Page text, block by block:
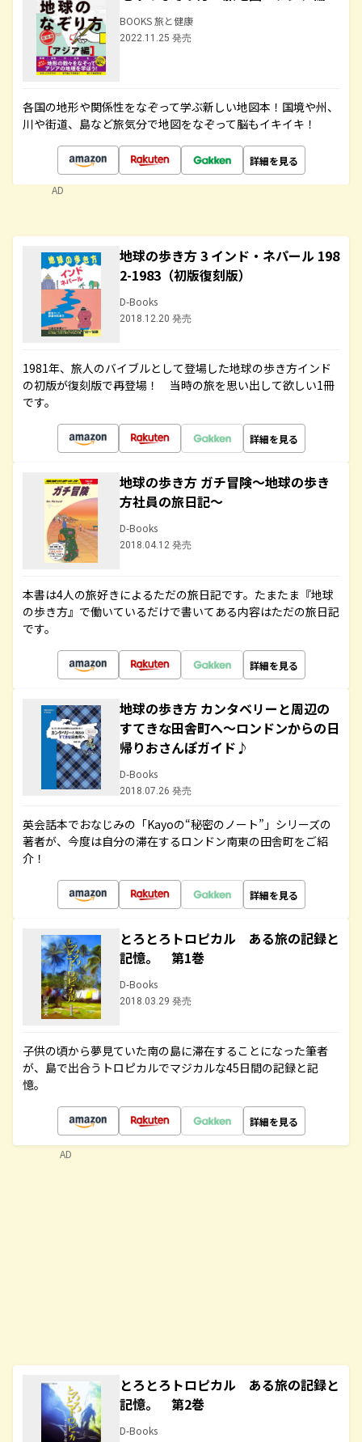
BOOKS 旅と健康
2022.11.25 発売
各国の地形や関係性をなぞって学ぶ新しい地図本！国境や州、
川や街道、島など旅気分で地図をなぞって脳もイキイキ！
詳細を見る
AD
地球の歩き方 3 インド・ネパール 198
2-1983（初版復刻版）
D-Books
2018.12.20 発売
1981年、旅人のバイブルとして登場した地球の歩き方インド
の初版が復刻版で再登場！ 当時の旅を思い出して欲しい1冊
です。
詳細を見る
地球の歩き方 ガチ冒険～地球の歩き
方社員の旅日記～
D-Books
2018.04.12 発売
本書は4人の旅好きによるただの旅日記です。たまたま『地球
の歩き方』で働いているだけで書いてある内容はただの旅日記
です。
詳細を見る
地球の歩き方 カンタベリーと周辺の
すてきな田舎町へ～ロンドンからの日
帰りおさんぽガイド♪
D-Books
2018.07.26 発売
英会話本でおなじみの「Kayoの“秘密のノート”」シリーズの
著者が、今度は自分の滞在するロンドン南東の田舎町をご紹
介！
詳細を見る
とろとろトロピカル ある旅の記録と
記憶。 第1巻
D-Books
2018.03.29 発売
子供の頃から夢見ていた南の島に滞在することになった筆者
が、島で出合うトロピカルでマジカルな45日間の記録と記
憶。
詳細を見る
とろとろトロピカル ある旅の記録と
記憶。 第2巻
D-Books
AD